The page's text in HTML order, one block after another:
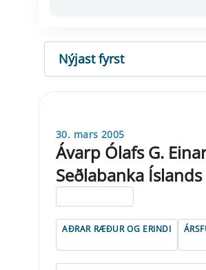
RÖÐUN
30. mars 2005
Ávarp Ólafs G.
Seðlabanka Íslands
AÐRAR RÆÐUR OG ERINDI